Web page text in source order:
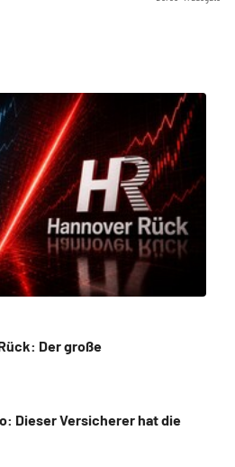
Der große
Dieser Versicherer hat die